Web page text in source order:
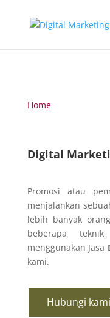
Home
Digital
Promosi atau
menjalankan
lebih banyak
beberapa
menggunakan Jasa
kami.
Hubungi kami